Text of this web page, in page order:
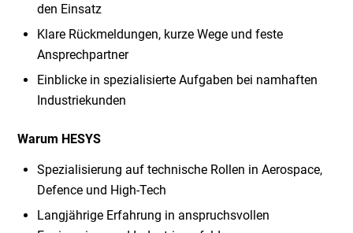
den Einsatz
Klare Rückmeldungen, kurze Wege und feste
Ansprechpartner
Einblicke in spezialisierte Aufgaben bei namhaften
Industriekunden
Warum HESYS
Spezialisierung auf technische Rollen in Aerospace,
Defence und High-Tech
Langjährige Erfahrung in anspruchsvollen